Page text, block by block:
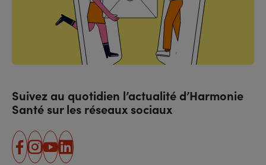
Suivez au quotidien l’actualité d’Harmonie
Santé sur les réseaux sociaux
facebook
instagram
youtube
linkedin